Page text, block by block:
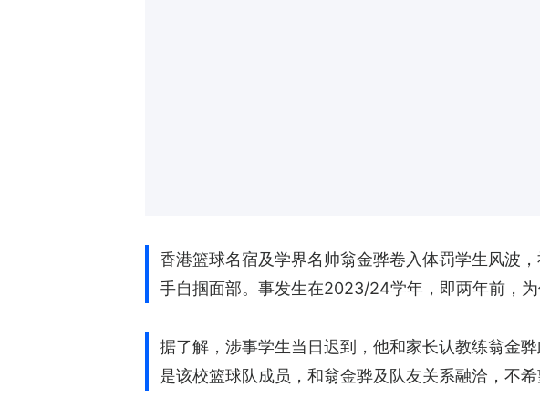
香港篮球名宿及学界名帅翁金骅卷入体罚学生风波
手自掴面部。事发生在2023/24学年，即两年前，
据了解，涉事学生当日迟到，他和家长认教练翁金
是该校篮球队成员，和翁金骅及队友关系融洽，不